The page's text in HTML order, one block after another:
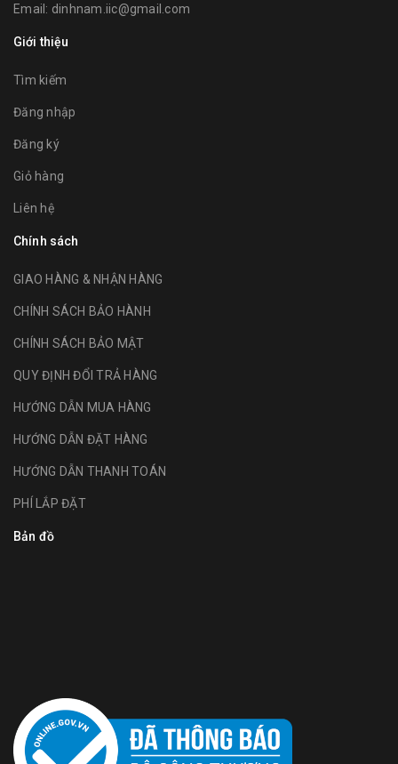
Email: dinhnam.iic@gmail.com
Giới thiệu
Tìm kiếm
Đăng nhập
Đăng ký
Giỏ hàng
Liên hệ
Chính sách
GIAO HÀNG & NHẬN HÀNG
CHÍNH SÁCH BẢO HÀNH
CHÍNH SÁCH BẢO MẬT
QUY ĐỊNH ĐỔI TRẢ HÀNG
HƯỚNG DẪN MUA HÀNG
HƯỚNG DẪN ĐẶT HÀNG
HƯỚNG DẪN THANH TOÁN
PHÍ LẮP ĐẶT
Bản đồ